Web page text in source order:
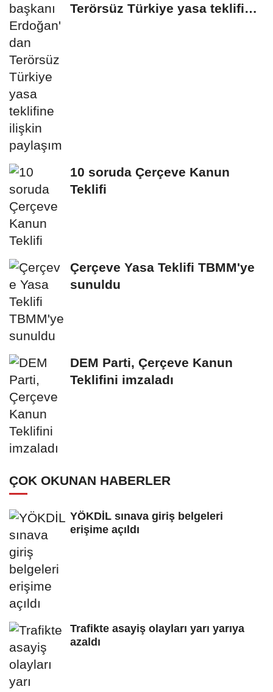
Terörsüz Türkiye yasa teklifine
10 soruda Çerçeve Kanun
Teklifi
Çerçeve Yasa Teklifi TBMM'ye
sunuldu
DEM Parti, Çerçeve Kanun
Teklifini imzaladı
ÇOK OKUNAN HABERLER
YÖKDİL sınava giriş belgeleri
erişime açıldı
Trafikte asayiş olayları yarı yarıya
azaldı